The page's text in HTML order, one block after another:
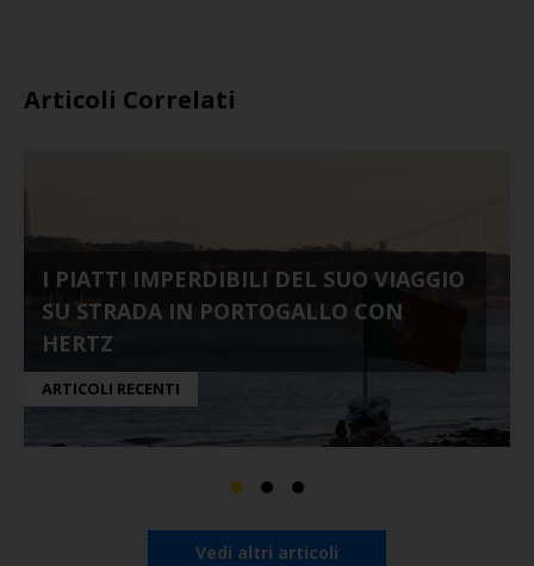
Articoli Correlati
I PIATTI IMPERDIBILI DEL SUO VIAGGIO
SU STRADA IN PORTOGALLO CON
HERTZ
ARTICOLI RECENTI
Vedi altri articoli